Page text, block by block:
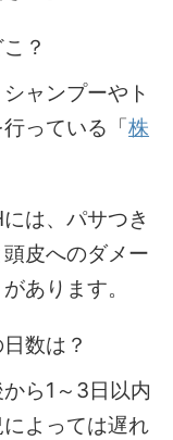
？
ャンプーやト
っている「株
は、パサつき
皮へのダメー
あります。
数は？
ら1～3日以内
よっては遅れ